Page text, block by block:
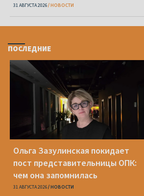
31 АВГУСТА 2026 НОВОСТИ
ПОСЛЕДНИЕ
Ольга Зазулинская покидает
пост представительницы ОПК:
чем она запомнилась
31 АВГУСТА 2026 НОВОСТИ